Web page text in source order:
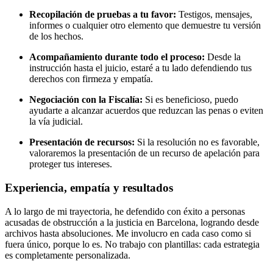
Recopilación de pruebas a tu favor: Testigos, mensajes,
informes o cualquier otro elemento que demuestre tu versión
de los hechos.
Acompañamiento durante todo el proceso: Desde la
instrucción hasta el juicio, estaré a tu lado defendiendo tus
derechos con firmeza y empatía.
Negociación con la Fiscalía: Si es beneficioso, puedo
ayudarte a alcanzar acuerdos que reduzcan las penas o eviten
la vía judicial.
Presentación de recursos: Si la resolución no es favorable,
valoraremos la presentación de un recurso de apelación para
proteger tus intereses.
Experiencia, empatía y resultados
A lo largo de mi trayectoria, he defendido con éxito a personas
acusadas de obstrucción a la justicia en Barcelona, logrando desde
archivos hasta absoluciones. Me involucro en cada caso como si
fuera único, porque lo es. No trabajo con plantillas: cada estrategia
es completamente personalizada.